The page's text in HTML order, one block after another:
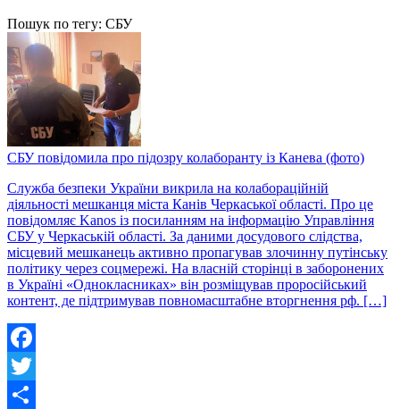
Пошук по тегу: СБУ
СБУ повідомила про підозру колаборанту із Канева (фото)
Служба безпеки України викрила на колабораційній
діяльності мешканця міста Канів Черкаської області. Про це
повідомляє Kanos із посиланням на інформацію Управління
СБУ у Черкаській області. За даними досудового слідства,
місцевий мешканець активно пропагував злочинну путінську
політику через соцмережі. На власній сторінці в заборонених
в Україні «Однокласниках» він розміщував проросійський
контент, де підтримував повномасштабне вторгнення рф. […]
Facebook
Twitter